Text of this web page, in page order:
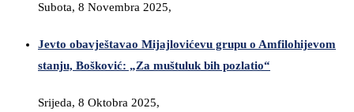
Subota, 8 Novembra 2025,
Jevto obavještavao Mijajlovićevu grupu o Amfilohijevom
stanju, Bošković: „Za muštuluk bih pozlatio“
Srijeda, 8 Oktobra 2025,